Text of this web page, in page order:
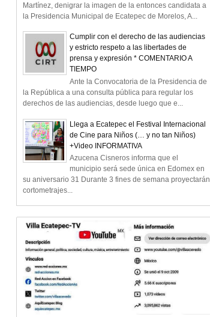
Martínez, denigrar la imagen de la entonces candidata a
la Presidencia Municipal de Ecatepec de Morelos, A...
Cumplir con el derecho de las audiencias
y estricto respeto a las libertades de
prensa y expresión * COMENTARIO A
TIEMPO
Ante la Convocatoria de la Presidencia de
la República a una consulta pública para regular los
derechos de las audiencias, desde luego que e...
Llega a Ecatepec el Festival Internacional
de Cine para Niños (… y no tan Niños)
+Video INFORMATIVA
Azucena Cisneros informa que el
municipio será sede única en Edomex en
su aniversario 31 Durante 3 fines de semana proyectarán
cortometrajes...